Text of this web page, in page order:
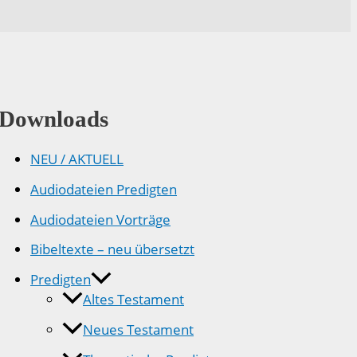
NEU / AKTUELL
Audiodateien Predigten
Audiodateien Vorträge
Bibeltexte – neu übersetzt
Predigten
Altes Testament
Neues Testament